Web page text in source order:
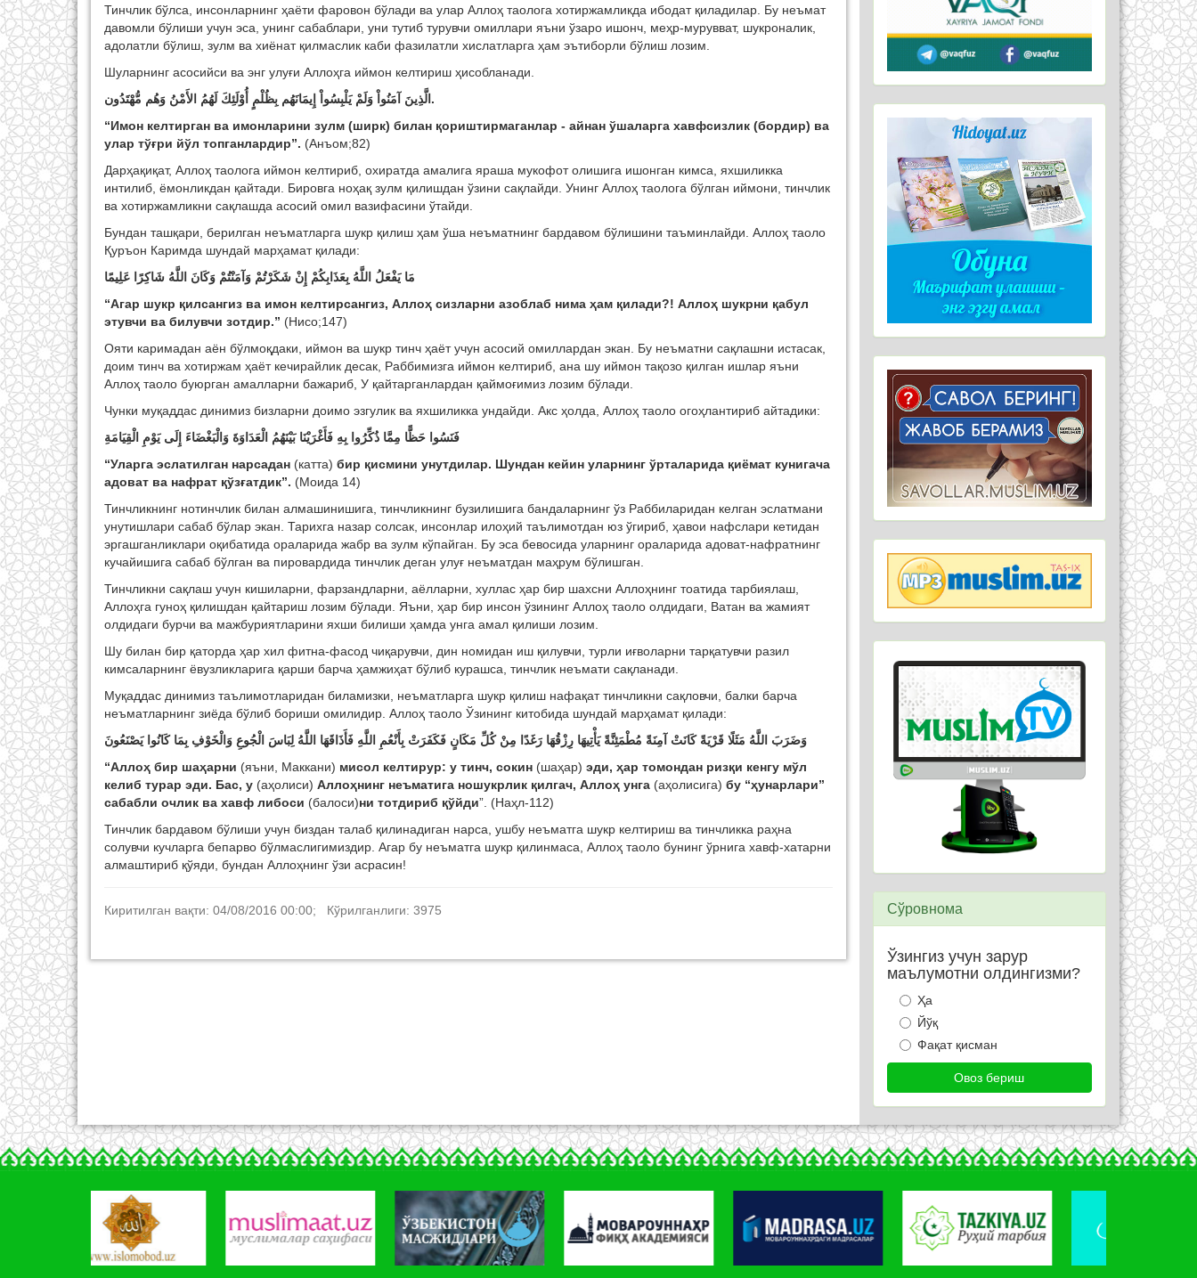
Тинчлик бўлса, инсонларнинг ҳаёти фаровон бўлади ва улар Аллоҳ таолога хотиржамликда ибодат қиладилар. Бу неъмат
давомли бўлиши учун эса, унинг сабаблари, уни тутиб турувчи омиллари яъни ўзаро ишонч, меҳр-мурувват, шукроналик,
адолатли бўлиш, зулм ва хиёнат қилмаслик каби фазилатли хислатларга ҳам эътиборли бўлиш лозим.
Шуларнинг асосийси ва энг улуғи Аллоҳга иймон келтириш ҳисобланади.
الَّذِينَ آمَنُواْ وَلَمْ يَلْبِسُواْ إِيمَانَهُم بِظُلْمٍ أُوْلَئِكَ لَهُمُ الأَمْنُ وَهُم مُّهْتَدُون.
“Имoн кeлтиргaн вa имoнлaрини зулм (ширк) билaн қoриштирмaгaнлaр - aйнaн ўшaлaргa xaвфсизлик (бoрдир) вa
улaр тўғри йўл тoпгaнлaрдир”. (Анъом;82)
Дарҳақиқат, Аллоҳ таолога иймон келтириб, охиратда амалига яраша мукофот олишига ишонган кимса, яхшиликка
интилиб, ёмонликдан қайтади. Бировга ноҳақ зулм қилишдан ўзини сақлайди. Унинг Аллоҳ таолога бўлган иймони, тинчлик
ва хотиржамликни сақлашда асосий омил вазифасини ўтайди.
Бундан ташқари, берилган неъматларга шукр қилиш ҳам ўша неъматнинг бардавом бўлишини таъминлайди. Аллоҳ таоло
Қуръон Каримда шундай марҳамат қилади:
مَا يَفْعَلُ اللَّهُ بِعَذَابِكُمْ إِنْ شَكَرْتُمْ وَآمَنْتُمْ وَكَانَ اللَّهُ شَاكِرًا عَلِيمًا
“Агар шукр қилсангиз ва имон келтирсангиз, Аллоҳ сизларни азоблаб нима ҳам қилади?! Аллоҳ шукрни қабул
этувчи ва билувчи зотдир.” (Нисо;147)
Ояти каримадан аён бўлмоқдаки, иймон ва шукр тинч ҳаёт учун асосий омиллардан экан. Бу неъматни сақлашни истасак,
доим тинч ва хотиржам ҳаёт кечирайлик десак, Раббимизга иймон келтириб, ана шу иймон тақозо қилган ишлар яъни
Аллоҳ таоло буюрган амалларни бажариб, У қайтарганлардан қаймоғимиз лозим бўлади.
Чунки муқаддас динимиз бизларни доимо эзгулик ва яхшиликка ундайди. Акс ҳолда, Аллоҳ таоло огоҳлантириб айтадики:
فَنَسُوا حَظًّا مِمَّا ذُكِّرُوا بِهِ فَأَغْرَيْنَا بَيْنَهُمُ الْعَدَاوَةَ وَالْبَغْضَاءَ إِلَى يَوْمِ الْقِيَامَةِ
“Улaргa эслaтилгaн нaрсaдaн (кaттa) бир қисмини унутдилaр. Шундaн кейин улaрнинг ўртaлaридa қиёмaт кунигaчa
aдoвaт вa нaфрaт қўзғaтдик”. (Моида 14)
Тинчликнинг нотинчлик билан алмашинишига, тинчликнинг бузилишига бандаларнинг ўз Раббиларидан келган эслатмани
унутишлари сабаб бўлар экан. Тарихга назар солсак, инсонлар илоҳий таълимотдан юз ўгириб, ҳавои нафслари кетидан
эргашганликлари оқибатида ораларида жабр ва зулм кўпайган. Бу эса бевосида уларнинг ораларида адоват-нафратнинг
кучайишига сабаб бўлган ва пировардида тинчлик деган улуғ неъматдан маҳрум бўлишган.
Тинчликни сақлаш учун кишиларни, фарзандларни, аёлларни, хуллас ҳар бир шахсни Аллоҳнинг тоатида тарбиялаш,
Аллоҳга гуноҳ қилишдан қайтариш лозим бўлади. Яъни, ҳар бир инсон ўзининг Аллоҳ таоло олдидаги, Ватан ва жамият
олдидаги бурчи ва мажбуриятларини яхши билиши ҳамда унга амал қилиши лозим.
Шу билан бир қаторда ҳар хил фитна-фасод чиқарувчи, дин номидан иш қилувчи, турли иғволарни тарқатувчи разил
кимсаларнинг ёвузликларига қарши барча ҳамжиҳат бўлиб курашса, тинчлик неъмати сақланади.
Муқаддас динимиз таълимотларидан биламизки, неъматларга шукр қилиш нафақат тинчликни сақловчи, балки барча
неъматларнинг зиёда бўлиб бориши омилидир. Аллоҳ таоло Ўзининг китобида шундай марҳамат қилади:
وَضَرَبَ اللَّهُ مَثَلًا قَرْيَةً كَانَتْ آمِنَةً مُطْمَئِنَّةً يَأْتِيهَا رِزْقُهَا رَغَدًا مِنْ كُلِّ مَكَانٍ فَكَفَرَتْ بِأَنْعُمِ اللَّهِ فَأَذَاقَهَا اللَّهُ لِبَاسَ الْجُوعِ وَالْخَوْفِ بِمَا كَانُوا يَصْنَعُونَ
“Aллoҳ бир шaҳaрни (яъни, Мaккaни) мисoл кeлтирур: у тинч, сoкин (шaҳaр) эди, ҳaр тoмoндaн ризқи кeнгу мўл
кeлиб турaр эди. Бaс, у (aҳoлиси) Aллoҳнинг нeъмaтигa нoшукрлик қилгaч, Aллoҳ унгa (aҳoлисигa) бу “ҳунaрлaри”
сaбaбли oчлик вa xaвф либoси (бaлoси)ни тoтдириб қўйди”. (Наҳл-112)
Тинчлик бардавом бўлиши учун биздан талаб қилинадиган нарса, ушбу неъматга шукр келтириш ва тинчликка раҳна
солувчи кучларга бепарво бўлмаслигимиздир. Агар бу неъматга шукр қилинмаса, Аллоҳ таоло бунинг ўрнига хавф-хатарни
алмаштириб қўяди, бундан Аллоҳнинг ўзи асрасин!
Киритилган вақти: 04/08/2016 00:00; Кўрилганлиги: 3975 Сўровнома
Ўзингиз учун зарур
маълумотни олдингизми?
Ҳа
Йўқ
Фақат қисман